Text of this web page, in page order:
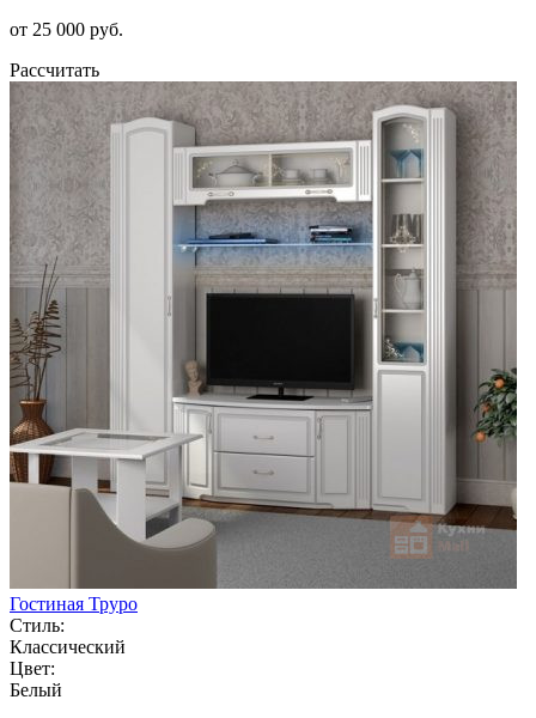
от 25 000 руб.
Рассчитать
Гостиная Труро
Стиль:
Классический
Цвет:
Белый